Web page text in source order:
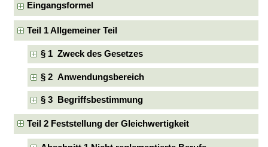
Eingangsformel
Teil 1 Allgemeiner Teil
§ 1 Zweck des Gesetzes
§ 2 Anwendungsbereich
§ 3 Begriffsbestimmung
Teil 2 Feststellung der Gleichwertigkeit